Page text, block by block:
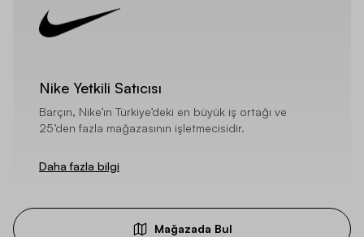
Nike Yetkili Satıcısı
Barçın, Nike’ın Türkiye’deki en büyük iş ortağı ve
25’den fazla mağazasının işletmecisidir.
Daha fazla bilgi
Mağazada Bul